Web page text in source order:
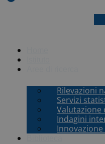
Rilevazioni
Servizi
Valutazione
Indagini